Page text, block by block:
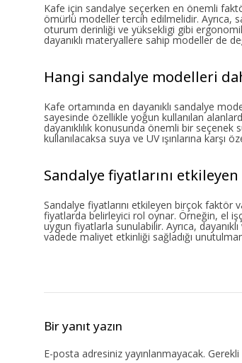
Kafe için sandalye seçerken en önemli
ömürlü modeller tercih edilmelidir. Ayrıca,
oturum derinliği ve yüksekligi gibi
dayanıklı materyallere sahip modeller de
Hangi sandalye modelleri
Kafe ortamında en dayanıklı sandalye
sayesinde özellikle yoğun kullanılan
dayanıklılık konusunda önemli bir
kullanılacaksa suya ve UV ışınlarına karşı
Sandalye fiyatlarını
Sandalye fiyatlarını etkileyen birçok faktör
fiyatlarda belirleyici rol oynar. Örneğin, el
uygun fiyatlarla sunulabilir. Ayrıca,
vadede maliyet etkinliği sağladığı
Bir yanıt yazın
E-posta adresiniz yayınlanmayacak.